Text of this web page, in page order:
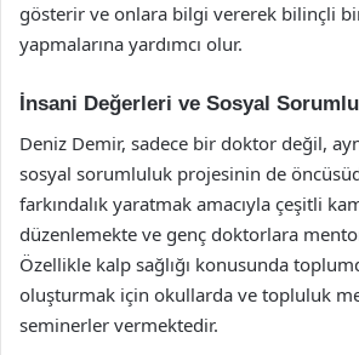
gösterir ve onlara bilgi vererek bilinçli
yapmalarına yardımcı olur.
İnsani Değerleri ve Sosyal
Deniz Demir, sadece bir doktor değil,
sosyal sorumluluk projesinin de
farkındalık yaratmak amacıyla çeşitli
düzenlemekte ve genç doktorlara
Özellikle kalp sağlığı konusunda
oluşturmak için okullarda ve topluluk
seminerler vermektedir.